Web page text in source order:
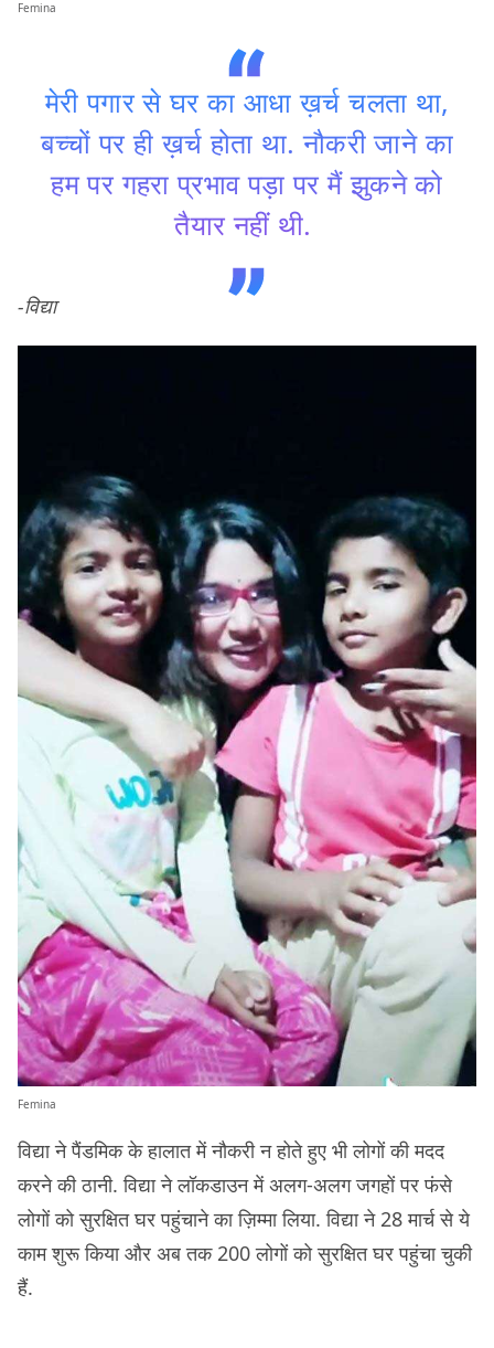
Femina
मेरी पगार से घर का आधा ख़र्च चलता था,
बच्चों पर ही ख़र्च होता था. नौकरी जाने का
हम पर गहरा प्रभाव पड़ा पर मैं झुकने को
तैयार नहीं थी.
-विद्या
Femina
विद्या ने पैंडमिक के हालात में नौकरी न होते हुए भी लोगों की मदद
करने की ठानी. विद्या ने लॉकडाउन में अलग-अलग जगहों पर फंसे
लोगों को सुरक्षित घर पहुंचाने का ज़िम्मा लिया. विद्या ने 28 मार्च से ये
काम शुरू किया और अब तक 200 लोगों को सुरक्षित घर पहुंचा चुकी
हैं.